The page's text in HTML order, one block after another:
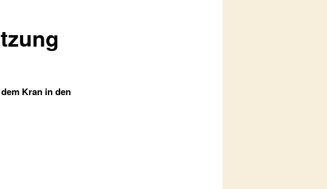
Kran in den